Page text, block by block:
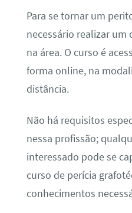
Para se tornar um
necessário realizar um
na área. O curso é
forma online, na
distância.
Não há requisitos
nessa profissão;
interessado pode se
curso de perícia
conhecimentos